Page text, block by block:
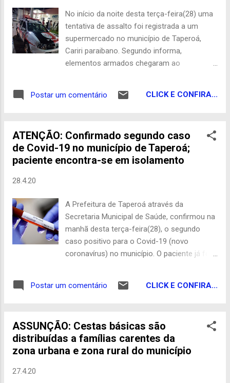
regime intermitente. Conta com os açudes
Seridozinho e as lagoas da Maçaranduba,
dos Frades, da Serra Branca, do Cavalo e
dos Tanques. A base econômica do
município é a agricultura e a pecuária .
guerreiro e que não desiste fácil ...
No início da noite desta terça-feira(28) uma
tentativa de assalto foi registrada a um
supermercado no município de Taperoá,
Cariri paraibano. Segundo informa,
elementos armados chegaram ao
foram surpreendidos por policiais militares
tiros aconteceu na rua do supermercado e
um dos policiais foi atingido de raspão. Na
ação, os criminosos conseguiram fazer
motocicleta roubada nas proximidades do
mercadinho. No trajeto, os assaltantes
largaram a refém e empreenderam fuga em
sentido ignorado. Segundo informações, os
bandidos estavam fortemente armados e
assaltantes. A viatura da PM ficou com
Postar um comentário CLICK E CONFIRA...
ATENÇÃO: Confirmado segundo caso
de Covid-19 no município de Taperoá;
paciente encontra-se em isolamento
28.4.20
A Prefeitura de Taperoá através da
Secretaria Municipal de Saúde, confirmou na
manhã desta terça-feira(28), o segundo
caso positivo para o Covid-19 (novo
coronavírus) no município. O paciente já foi
notificado e orientado. Com este resultado,
quarentena, 3 monitorados , 8 descartados e
1 caso de óbito, que foi a bebê de 04 meses.
Com o caso confirmado, a região do Cariri
Postar um comentário CLICK E CONFIRA...
ASSUNÇÃO: Cestas básicas são
distribuídas a famílias carentes da
zona urbana e zona rural do município
27.4.20